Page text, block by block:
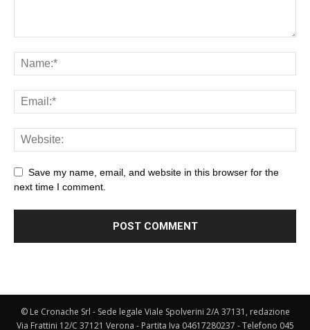
Save my name, email, and website in this browser for the
next time I comment.
© Le Cronache Srl - Sede legale Viale Spolverini 2/A 37131, redazione
Via Frattini 12/C 37121 Verona - Partita Iva 04617280237 - Telefono 045